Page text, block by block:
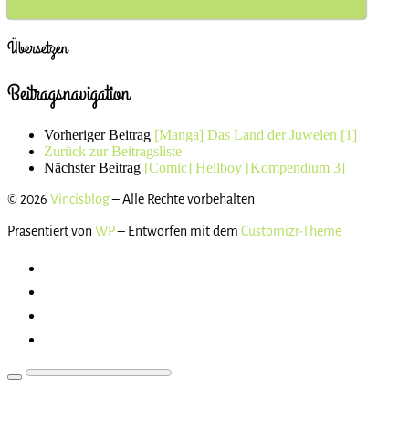
Übersetzen
Beitragsnavigation
Vorheriger Beitrag [Manga] Das Land der Juwelen [1]
Zurück zur Beitragsliste
Nächster Beitrag [Comic] Hellboy [Kompendium 3]
© 2026 Vincisblog– Alle Rechte vorbehalten
Präsentiert von WP– Entworfen mit dem Customizr-Theme